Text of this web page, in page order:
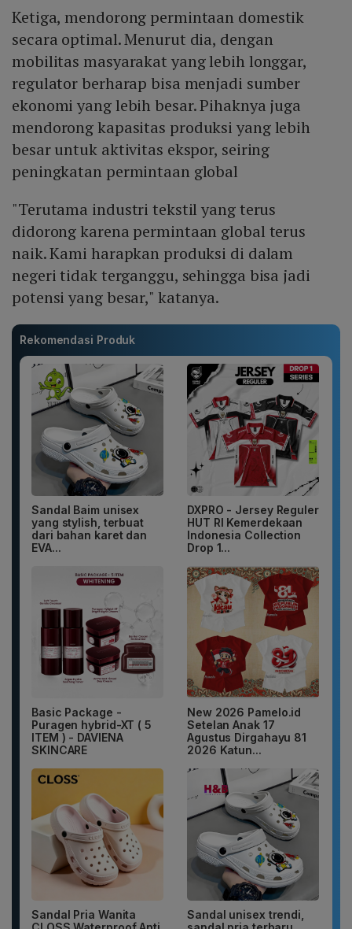
Ketiga, mendorong permintaan domestik
secara optimal. Menurut dia, dengan
mobilitas masyarakat yang lebih longgar,
regulator berharap bisa menjadi sumber
ekonomi yang lebih besar. Pihaknya juga
mendorong kapasitas produksi yang lebih
besar untuk aktivitas ekspor, seiring
peningkatan permintaan global
"Terutama industri tekstil yang terus
didorong karena permintaan global terus
naik. Kami harapkan produksi di dalam
negeri tidak terganggu, sehingga bisa jadi
potensi yang besar," katanya.
Rekomendasi Produk
Sandal Baim unisex
yang stylish, terbuat
dari bahan karet dan
EVA...
DXPRO - Jersey Reguler
HUT RI Kemerdekaan
Indonesia Collection
Drop 1...
Basic Package -
Puragen hybrid-XT ( 5
ITEM ) - DAVIENA
SKINCARE
New 2026 Pamelo.id
Setelan Anak 17
Agustus Dirgahayu 81
2026 Katun...
Sandal Pria Wanita
Sandal unisex trendi,